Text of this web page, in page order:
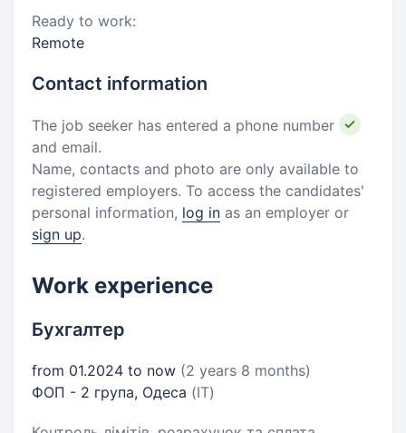
Ready to work:
Remote
Contact information
The job seeker has entered a phone number
and email.
Name, contacts and photo are only available to
registered employers. To access the candidates'
personal information, log in as an employer or
sign up.
Work experience
Бухгалтер
from 01.2024 to now (2 years 8 months)
ФОП - 2 група, Одеса (IT)